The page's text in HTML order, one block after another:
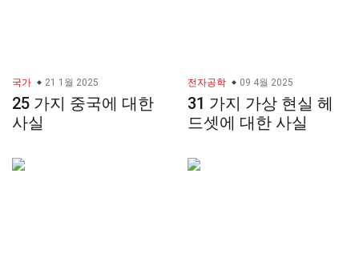
국가 21 1월 2025
25 가지 중국에 대한
사실
전자공학 09 4월 2025
31 가지 가상 현실 헤
드셋에 대한 사실